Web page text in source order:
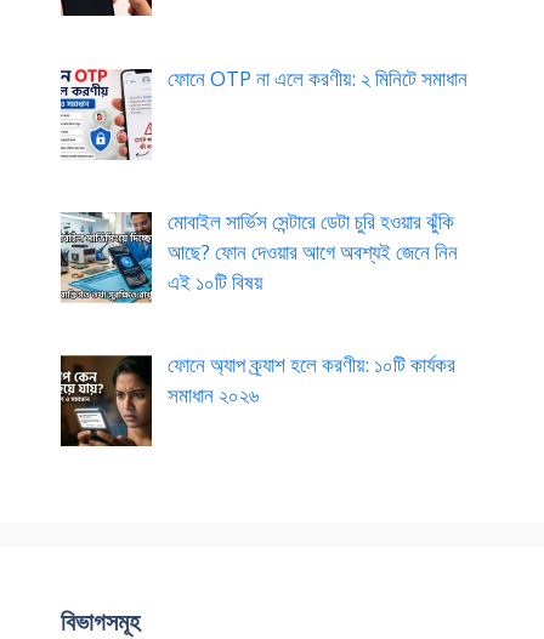
ফোনে OTP না এলে করণীয়: ২ মিনিটে সমাধান
মোবাইল সার্ভিস সেন্টারে ডেটা চুরি হওয়ার ঝুঁকি
আছে? ফোন দেওয়ার আগে অবশ্যই জেনে নিন
এই ১০টি বিষয়
ফোনে অ্যাপ ক্র্যাশ হলে করণীয়: ১০টি কার্যকর
সমাধান ২০২৬
বিভাগসমূহ